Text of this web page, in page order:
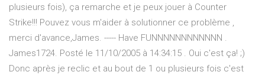
plusieurs fois), ça remarche et je peux jouer à Counter
Strike!!! Pouvez vous m'aider à solutionner ce problème ,
merci d'avance,James. ----- Have FUNNNNNNNNNNNN .
James1724. Posté le 11/10/2005 à 14:34:15 . Oui c'est ça! ;)
Donc après je reclic et au bout de 1 ou plusieurs fois c'est